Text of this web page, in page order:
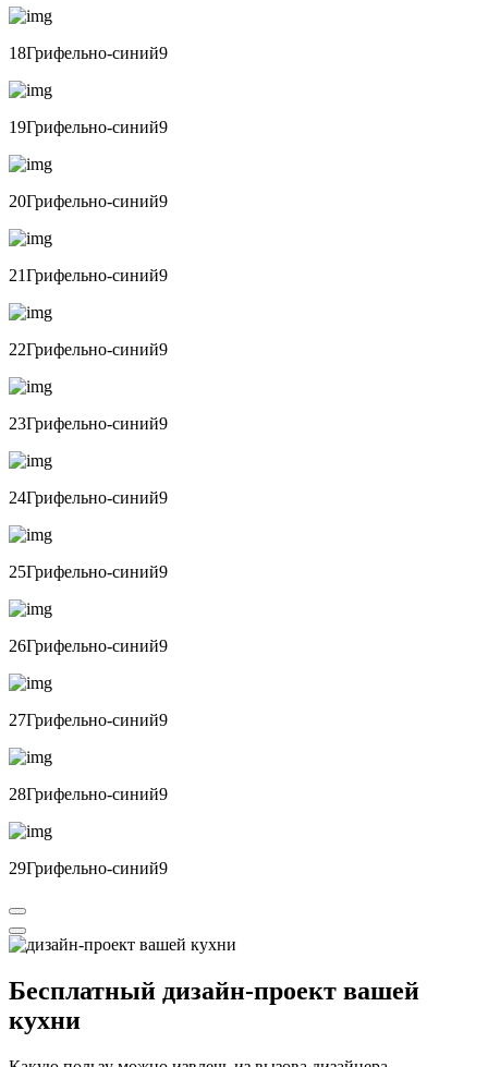
18Грифельно-синий9
19Грифельно-синий9
20Грифельно-синий9
21Грифельно-синий9
22Грифельно-синий9
23Грифельно-синий9
24Грифельно-синий9
25Грифельно-синий9
26Грифельно-синий9
27Грифельно-синий9
28Грифельно-синий9
29Грифельно-синий9
Бесплатный дизайн-проект вашей
кухни